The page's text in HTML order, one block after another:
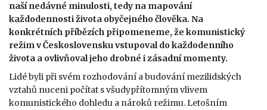
naší nedávné minulosti, tedy na mapování
každodennosti života obyčejného člověka. Na
konkrétních příbězích připomeneme, že komunistický
režim v Československu vstupoval do každodenního
života a ovlivňoval jeho drobné i zásadní momenty.
Lidé byli při svém rozhodování a budování mezilidských
vztahů nuceni počítat s všudypřítomným vlivem
komunistického dohledu a nároků režimu. Letošním